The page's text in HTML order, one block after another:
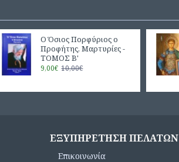
Ο Όσιος Πορφύριος ο
Προφήτης, Μαρτυρίες -
ΤΟΜΟΣ Β'
9,00€ 10,00€
ΕΞΥΠΗΡΈΤΗΣΗ ΠΕΛΑΤΏΝ
Επικοινωνία